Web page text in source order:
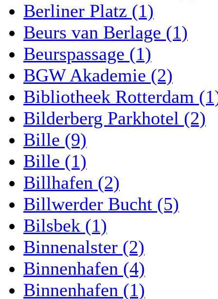
Berliner Platz (1)
Beurs van Berlage (1)
Beurspassage (1)
BGW Akademie (2)
Bibliotheek Rotterdam
Bilderberg Parkhotel (2)
Bille (9)
Bille (1)
Billhafen (2)
Billwerder Bucht (5)
Bilsbek (1)
Binnenalster (2)
Binnenhafen (4)
Binnenhafen (1)